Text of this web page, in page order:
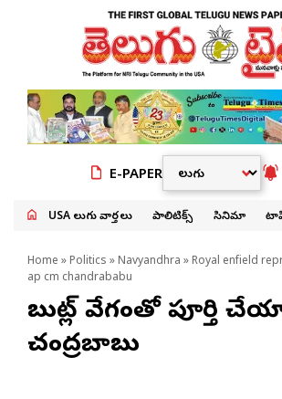
E-PAPER
USA తెలుగు వార్తలు పాలిటిక్స్ సినిమా
Home » Politics » Navyandhra » Royal enfield
ap cm chandrababu
బుల్లెట్ వేగంతో పూర్తి
చంద్రబాబు